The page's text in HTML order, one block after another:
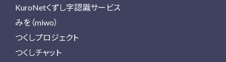
KuroNetくずし字認識サービス
みを（miwo）
つくしプロジェクト
つくしチャット